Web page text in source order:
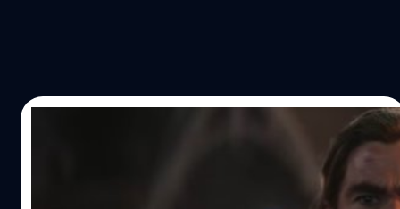
‘Thor: Love and Thunder’ กวาดรายได้วัน